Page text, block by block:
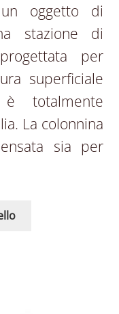
oggetto di
stazione di
per
superficiale
totalmente
La colonnina
sia per